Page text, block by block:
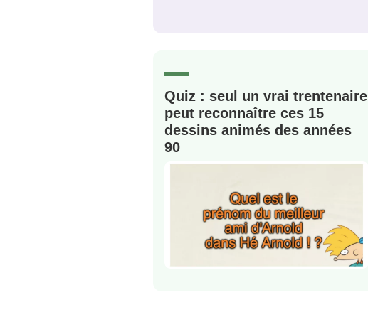
Quiz : seul un vrai trentenaire
peut reconnaître ces 15
dessins animés des années
90